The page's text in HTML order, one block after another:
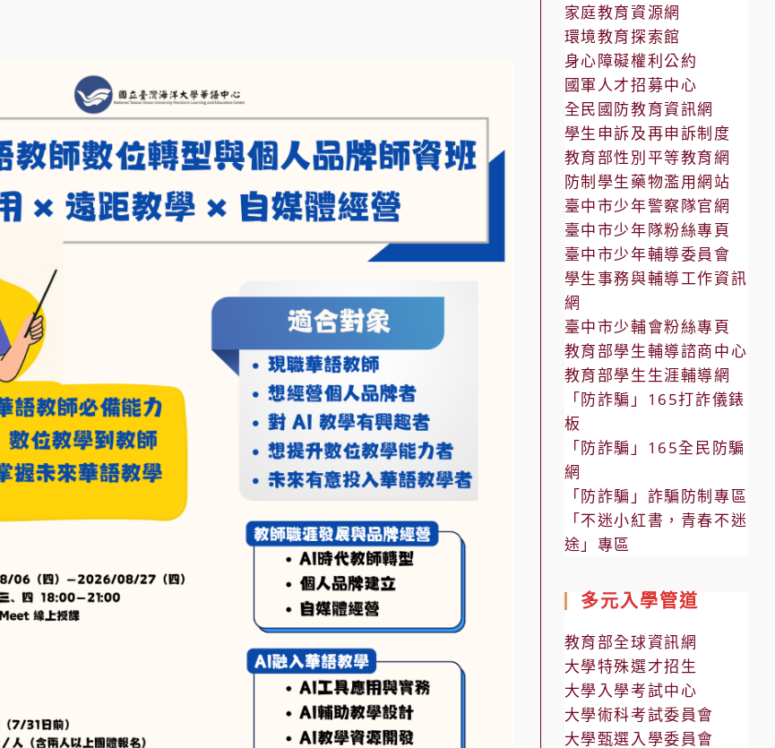
家庭教育資源網
環境教育探索館
身心障礙權利公約
國軍人才招募中心
全民國防教育資訊網
學生申訴及再申訴制度
教育部性別平等教育網
防制學生藥物濫用網站
臺中市少年警察隊官網
臺中市少年隊粉絲專頁
臺中市少年輔導委員會
學生事務與輔導工作資訊
網
臺中市少輔會粉絲專頁
教育部學生輔導諮商中心
教育部學生生涯輔導網
「防詐騙」165打詐儀錶
板
「防詐騙」165全民防騙
網
「防詐騙」詐騙防制專區
「不迷小紅書，青春不迷
途」專區
多元入學管道
教育部全球資訊網
大學特殊選才招生
大學入學考試中心
大學術科考試委員會
大學甄選入學委員會